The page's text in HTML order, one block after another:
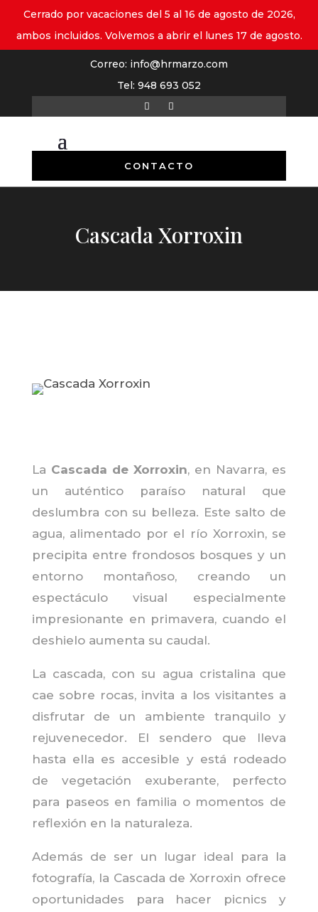
Cerrado por vacaciones del 5 al 16 de agosto de 2026,
ambos incluidos. Volvemos a abrir el lunes 17 de agosto.
Correo: info@hrmarzo.com
Tel: 948 693 052
CONTACTO
Cascada Xorroxin
La Cascada de Xorroxin, en Navarra, es
un auténtico paraíso natural que
deslumbra con su belleza. Este salto de
agua, alimentado por el río Xorroxin, se
precipita entre frondosos bosques y un
entorno montañoso, creando un
espectáculo visual especialmente
impresionante en primavera, cuando el
deshielo aumenta su caudal.
La cascada, con su agua cristalina que
cae sobre rocas, invita a los visitantes a
disfrutar de un ambiente tranquilo y
rejuvenecedor. El sendero que lleva
hasta ella es accesible y está rodeado
de vegetación exuberante, perfecto
para paseos en familia o momentos de
reflexión en la naturaleza.
Además de ser un lugar ideal para la
fotografía, la Cascada de Xorroxin ofrece
oportunidades para hacer picnics y